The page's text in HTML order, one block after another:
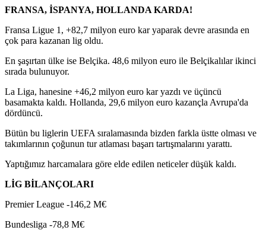
FRANSA, İSPANYA, HOLLANDA KARDA!
Fransa Ligue 1, +82,7 milyon euro kar yaparak devre arasında en
çok para kazanan lig oldu.
En şaşırtan ülke ise Belçika. 48,6 milyon euro ile Belçikalılar ikinci
sırada bulunuyor.
La Liga, hanesine +46,2 milyon euro kar yazdı ve üçüncü
basamakta kaldı. Hollanda, 29,6 milyon euro kazançla Avrupa'da
dördüncü.
Bütün bu liglerin UEFA sıralamasında bizden farkla üstte olması ve
takımlarının çoğunun tur atlaması başarı tartışmalarını yarattı.
Yaptığımız harcamalara göre elde edilen neticeler düşük kaldı.
LİG BİLANÇOLARI
Premier League -146,2 M€
Bundesliga -78,8 M€